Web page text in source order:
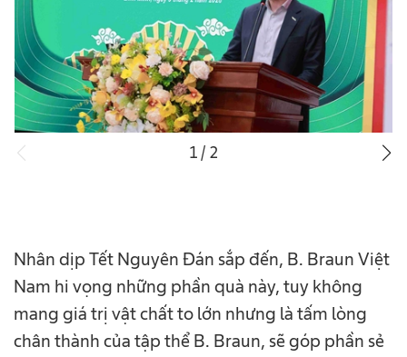
1 / 2
Nhân dịp Tết Nguyên Đán sắp đến, B. Braun Việt
Nam hi vọng những phần quà này, tuy không
mang giá trị vật chất to lớn nhưng là tấm lòng
chân thành của tập thể B. Braun, sẽ góp phần sẻ